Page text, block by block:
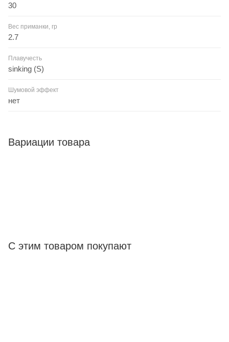
30
Вес приманки, гр
2.7
Плавучесть
sinking (S)
Шумовой эффект
нет
Вариации товара
С этим товаром покупают